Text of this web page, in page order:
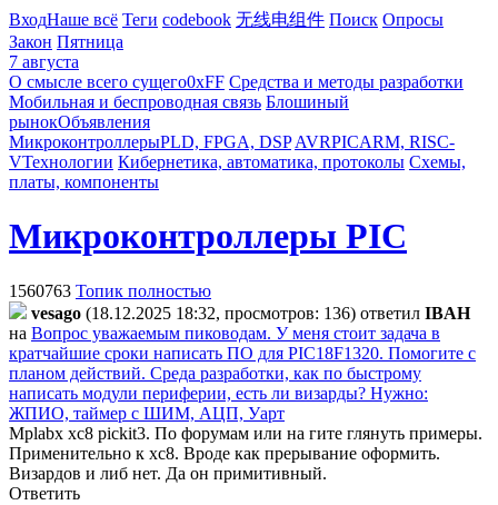
ВходНаше всё Теги codebook 无线电组件 Поиск Опросы
Закон Пятница
7 августа
О смысле всего сущего0xFF Средства и методы разработки
Мобильная и беспроводная связь Блошиный
рынокОбъявления
МикроконтроллерыPLD, FPGA, DSP AVRPICARM, RISC-
VТехнологии Кибернетика, автоматика, протоколы Схемы,
платы, компоненты
Микроконтроллеры PIC
1560763 Топик полностью
vesago (18.12.2025 18:32, просмотров: 136) ответил IBAH
на Вопрос уважаемым пиководам. У меня стоит задача в
кратчайшие сроки написать ПО для PIC18F1320. Помогите с
планом действий. Среда разработки, как по быстрому
написать модули периферии, есть ли визарды? Нужно:
ЖПИО, таймер с ШИМ, АЦП, Уарт
Mplabx xc8 pickit3. По форумам или на гите глянуть примеры.
Применительно к xc8. Вроде как прерывание оформить.
Визардов и либ нет. Да он примитивный.
Ответить